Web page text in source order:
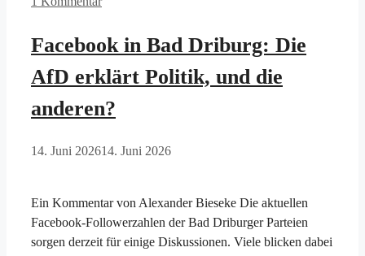
Facebook in Bad Driburg: Die
AfD erklärt Politik, und die
anderen?
14. Juni 202614. Juni 2026
Ein Kommentar von Alexander Bieseke Die aktuellen
Facebook-Followerzahlen der Bad Driburger Parteien
sorgen derzeit für einige Diskussionen. Viele blicken dabei